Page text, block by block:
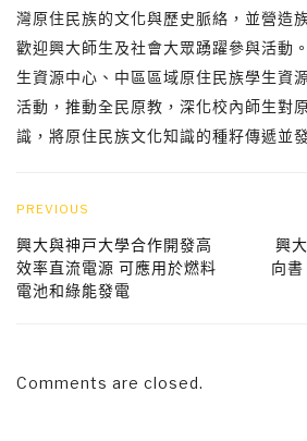
灣原住民族的文化與歷史脈絡，並營造
歡迎興大師生及社會大眾踴躍參與活動
生資源中心、中區區域原住民族學生資
活動，推動全民原教，深化校內師生對
識，將原住民族文化知識的種籽傳遞並
PREVIOUS
興大與神戸大學合作開發高
效率直流電源 可應用於燃料
電池和綠能發電
興
向
Comments are closed.